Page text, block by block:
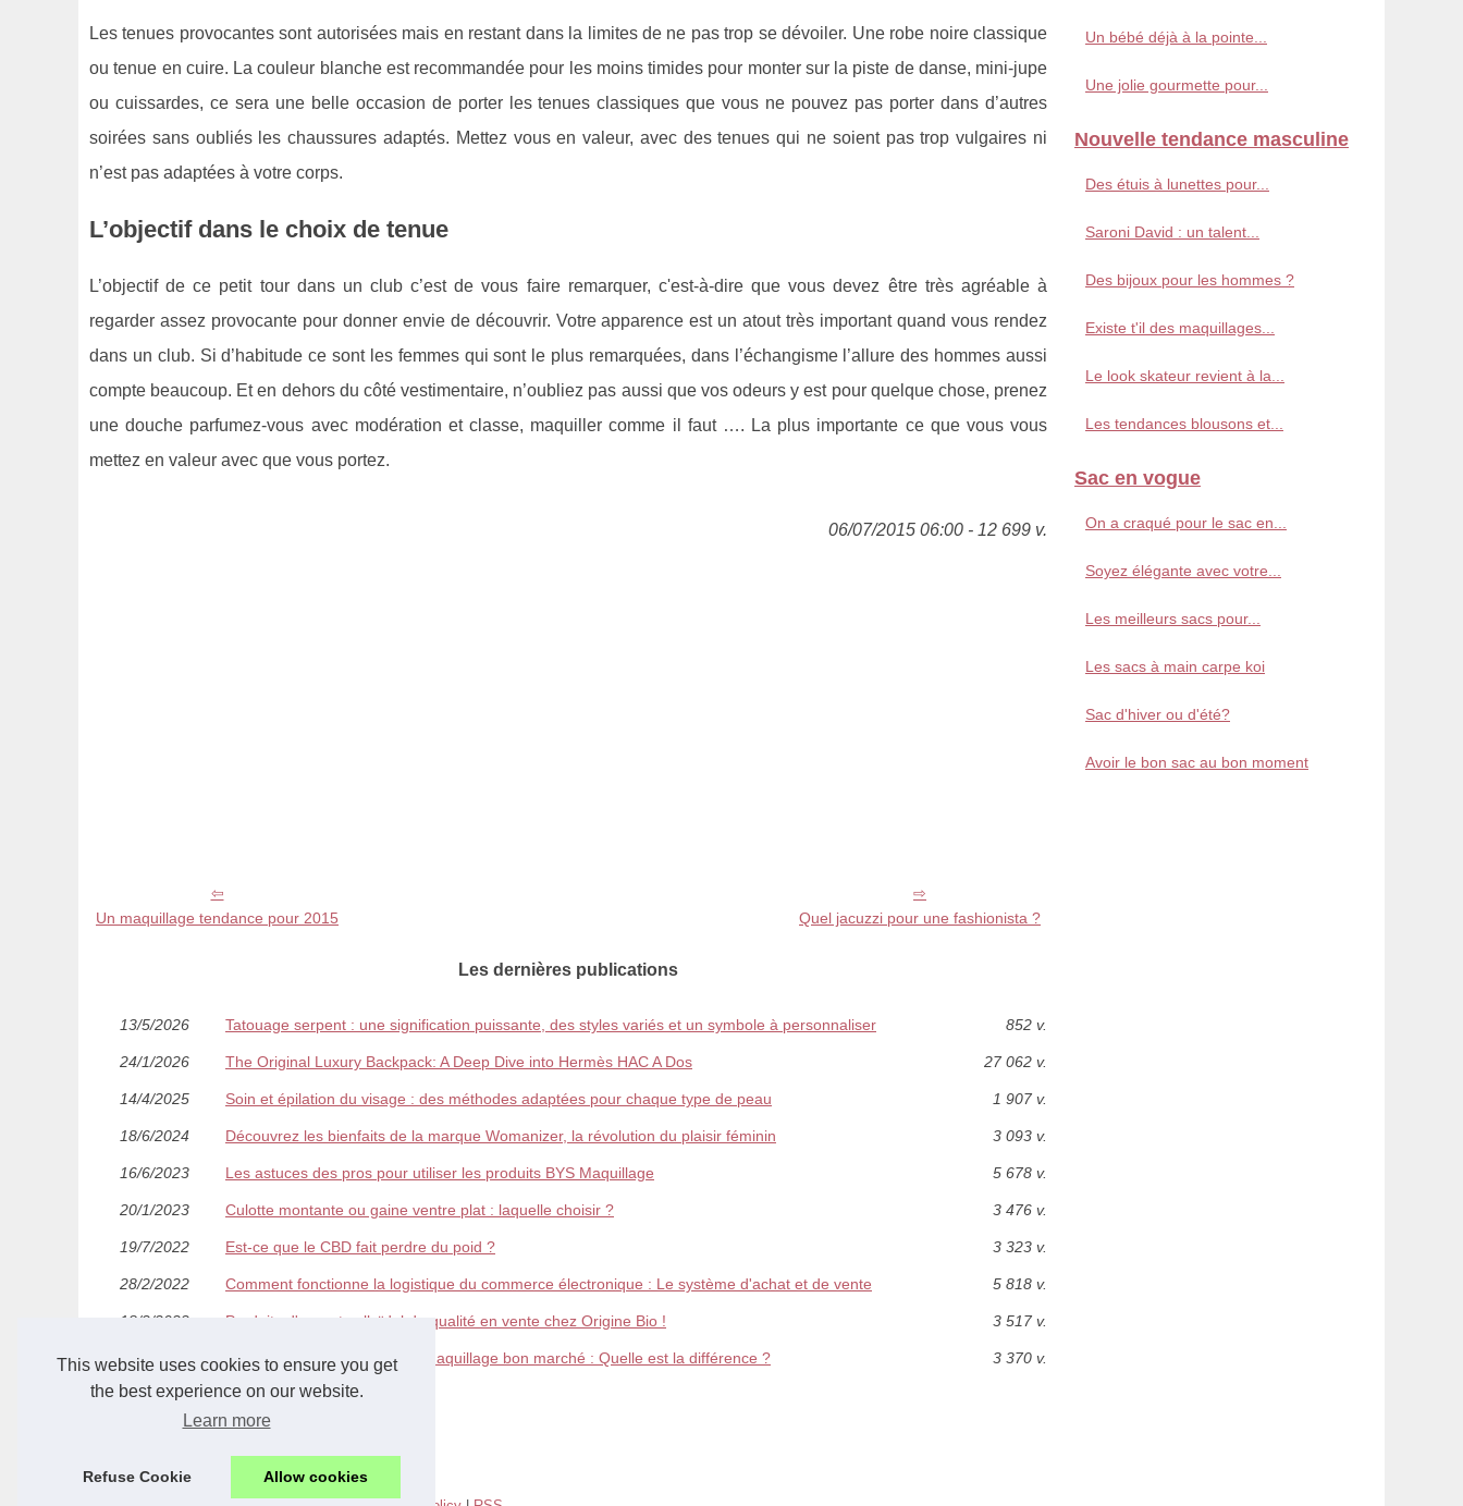
This website uses cookies to ensure you get
the best experience on our website.
Learn more
Refuse Cookie Allow cookies
Les tenues provocantes sont autorisées mais en restant dans la limites de ne pas trop se dévoiler. Une robe noire classique
ou tenue en cuire. La couleur blanche est recommandée pour les moins timides pour monter sur la piste de danse, mini-jupe
ou cuissardes, ce sera une belle occasion de porter les tenues classiques que vous ne pouvez pas porter dans d’autres
soirées sans oubliés les chaussures adaptés. Mettez vous en valeur, avec des tenues qui ne soient pas trop vulgaires ni
n’est pas adaptées à votre corps.
L’objectif dans le choix de tenue
L’objectif de ce petit tour dans un club c’est de vous faire remarquer, c'est-à-dire que vous devez être très agréable à
regarder assez provocante pour donner envie de découvrir. Votre apparence est un atout très important quand vous rendez
dans un club. Si d’habitude ce sont les femmes qui sont le plus remarquées, dans l’échangisme l’allure des hommes aussi
compte beaucoup. Et en dehors du côté vestimentaire, n’oubliez pas aussi que vos odeurs y est pour quelque chose, prenez
une douche parfumez-vous avec modération et classe, maquiller comme il faut …. La plus importante ce que vous vous
mettez en valeur avec que vous portez.
06/07/2015 06:00 - 12 699 v.
Un maquillage tendance pour 2015 Quel jacuzzi pour une fashionista ?
Les dernières publications
13/5/2026 Tatouage serpent : une signification puissante, des styles variés et un symbole à personnaliser 852 v.
24/1/2026 The Original Luxury Backpack: A Deep Dive into Hermès HAC A Dos 27 062 v.
14/4/2025 Soin et épilation du visage : des méthodes adaptées pour chaque type de peau 1 907 v.
18/6/2024 Découvrez les bienfaits de la marque Womanizer, la révolution du plaisir féminin 3 093 v.
16/6/2023 Les astuces des pros pour utiliser les produits BYS Maquillage 5 678 v.
20/1/2023 Culotte montante ou gaine ventre plat : laquelle choisir ? 3 476 v.
19/7/2022 Est-ce que le CBD fait perdre du poid ? 3 323 v.
28/2/2022 Comment fonctionne la logistique du commerce électronique : Le système d'achat et de vente 5 818 v.
18/2/2022 Produits d'argent colloïdal de qualité en vente chez Origine Bio ! 3 517 v.
17/1/2022 Maquillage professionnel ou maquillage bon marché : Quelle est la différence ? 3 370 v.
Un bébé déjà à la pointe...
Une jolie gourmette pour...
Nouvelle tendance masculine
Des étuis à lunettes pour...
Saroni David : un talent...
Des bijoux pour les hommes ?
Existe t'il des maquillages...
Le look skateur revient à la...
Les tendances blousons et...
Sac en vogue
On a craqué pour le sac en...
Soyez élégante avec votre...
Les meilleurs sacs pour...
Les sacs à main carpe koi
Sac d'hiver ou d'été?
Avoir le bon sac au bon moment